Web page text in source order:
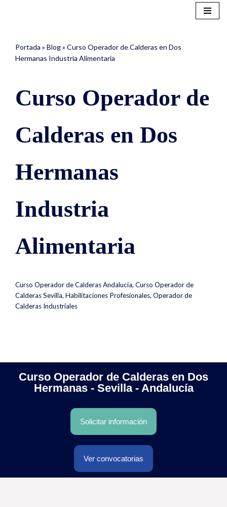
contenido
Portada » Blog» Curso Operador de Calderas en Dos
Hermanas Industria Alimentaria
Curso Operador de
Calderas en Dos
Hermanas
Industria
Alimentaria
Curso Operador de Calderas Andalucia, Curso Operador de
Calderas Sevilla, Habilitaciones Profesionales, Operador de
Calderas Industriales
Curso Operador de Calderas en Dos
Hermanas - Sevilla - Andalucía
Solicitar información
Ver convocatorias